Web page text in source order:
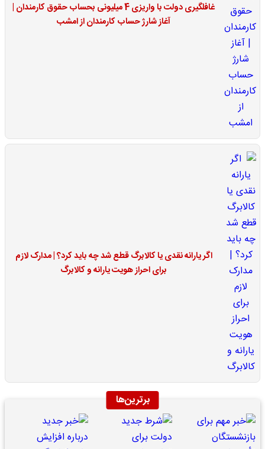
غافلگیری دولت با واریزی 4 میلیونی بحساب حقوق کارمندان |
آغاز شارژ حساب کارمندان از امشب
اگر یارانه نقدی یا کالابرگ قطع شد چه باید کرد؟ | مدارک لازم
برای احراز هویت یارانه و کالابرگ
برترین‌ها